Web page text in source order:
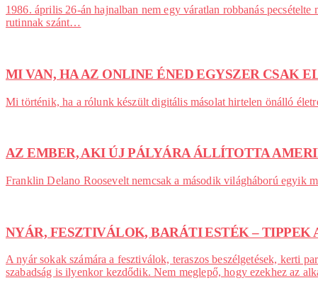
1986. április 26-án hajnalban nem egy váratlan robbanás
rutinnak szánt…
MI VAN, HA AZ ONLINE ÉNED EGYSZER CSAK
Mi történik, ha a rólunk készült digitális másolat hirtelen önálló
AZ EMBER, AKI ÚJ PÁLYÁRA ÁLLÍTOTTA
Franklin Delano Roosevelt nemcsak a második világháború egyik
NYÁR, FESZTIVÁLOK, BARÁTI ESTÉK – TIPPEK
A nyár sokak számára a fesztiválok, teraszos beszélgetések, kerti
szabadság is ilyenkor kezdődik. Nem meglepő, hogy ezekhez az